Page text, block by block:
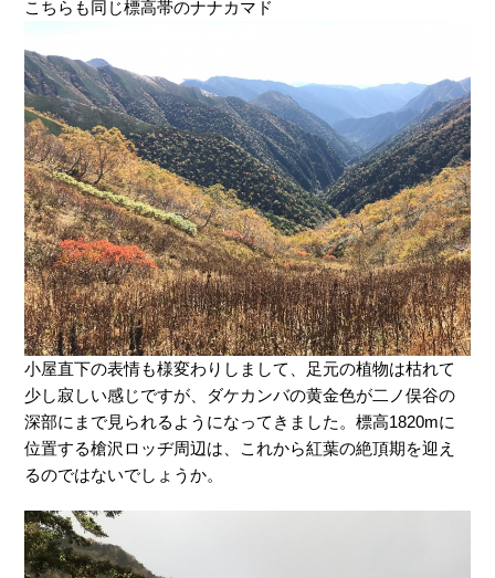
こちらも同じ標高帯のナナカマド
小屋直下の表情も様変わりしまして、足元の植物は枯れて
少し寂しい感じですが、ダケカンバの黄金色が二ノ俣谷の
深部にまで見られるようになってきました。標高1820mに
位置する槍沢ロッヂ周辺は、これから紅葉の絶頂期を迎え
るのではないでしょうか。